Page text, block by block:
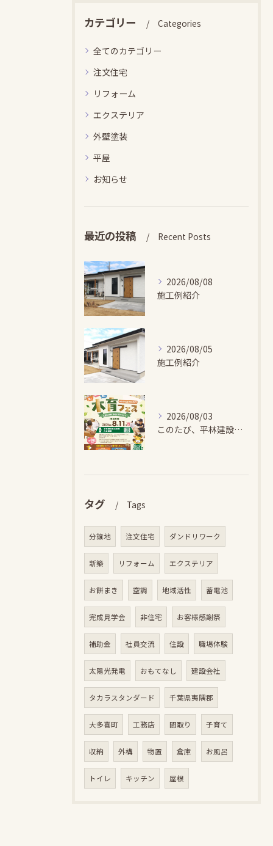
カテゴリー Categories
全てのカテゴリー
注文住宅
リフォーム
エクステリア
外壁塗装
平屋
お知らせ
最近の投稿 Recent Posts
2026/08/08
施工例紹介
2026/08/05
施工例紹介
2026/08/03
このたび、平林建設では、お子さまが木とふれあい・木について学...
タグ Tags
分譲地 注文住宅 ダンドリワーク
新築 リフォーム エクステリア
お餅まき 空調 地域活性 蓄電池
完成見学会 非住宅 お客様感謝祭
補助金 社員交流 住設 職場体験
太陽光発電 おもてなし 建設会社
タカラスタンダード 千葉県夷隅郡
大多喜町 工務店 間取り 子育て
収納 外構 物置 倉庫 お風呂
トイレ キッチン 屋根